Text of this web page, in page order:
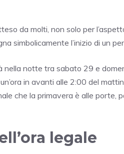
da molti, non solo per
simbolicamente l’inizio di un
notte tra sabato 29 e
in avanti alle 2:00 del
che la primavera è alle porte,
legale